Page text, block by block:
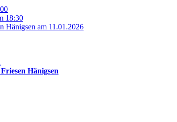
18:30
Hänigsen am 11.01.2026
Hänigsen